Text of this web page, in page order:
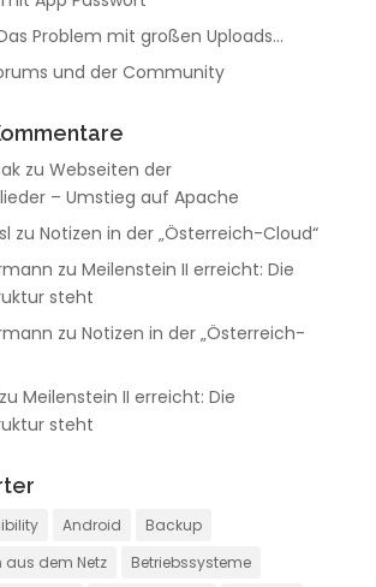
Problem mit großen Uploads…
und der Community
zu Webseiten der
– Umstieg auf Apache
zu Notizen in der „Österreich-Cloud“
zu Meilenstein II erreicht: Die
steht
zu Notizen in der „Österreich-
zu Meilenstein II erreicht: Die
steht
Android
Backup
aus dem Netz
Betriebssysteme